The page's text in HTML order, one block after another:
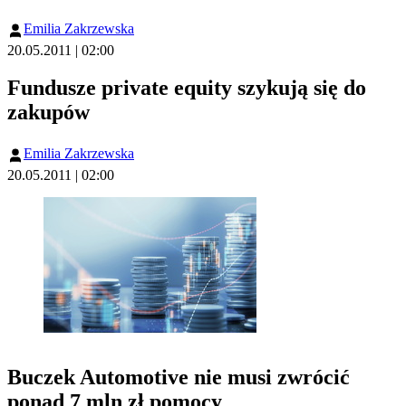
Emilia Zakrzewska
20.05.2011 | 02:00
Fundusze private equity szykują się do
zakupów
Emilia Zakrzewska
20.05.2011 | 02:00
Buczek Automotive nie musi zwrócić
ponad 7 mln zł pomocy